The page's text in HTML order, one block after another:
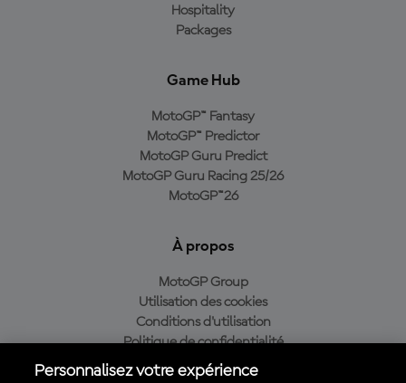
Hospitality
Packages
Game Hub
MotoGP™ Fantasy
MotoGP™ Predictor
MotoGP Guru Predict
MotoGP Guru Racing 25/26
MotoGP™26
À propos
MotoGP Group
Utilisation des cookies
Conditions d'utilisation
Politique de confidentialité
Politique d’achat
Personnalisez votre expérience